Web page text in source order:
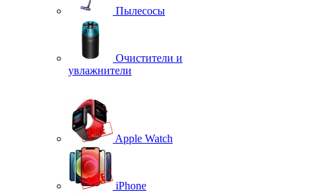
Пылесосы
Очистители и
увлажнители
Apple Watch
iPhone